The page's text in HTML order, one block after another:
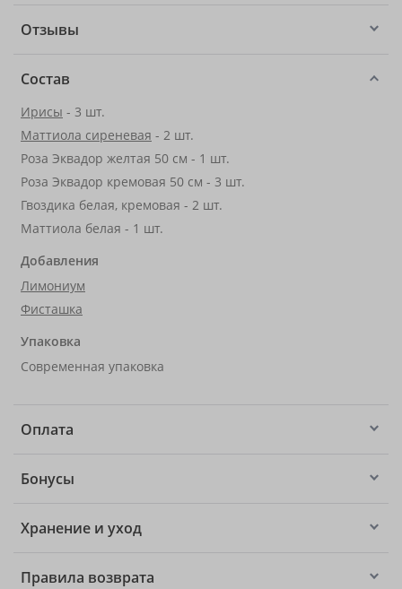
Отзывы
Состав
Ирисы - 3 шт.
Маттиола сиреневая - 2 шт.
Роза Эквадор желтая 50 см - 1 шт.
Роза Эквадор кремовая 50 см - 3 шт.
Гвоздика белая, кремовая - 2 шт.
Маттиола белая - 1 шт.
Добавления
Лимониум
Фисташка
Упаковка
Современная упаковка
Оплата
Бонусы
Хранение и уход
Правила возврата